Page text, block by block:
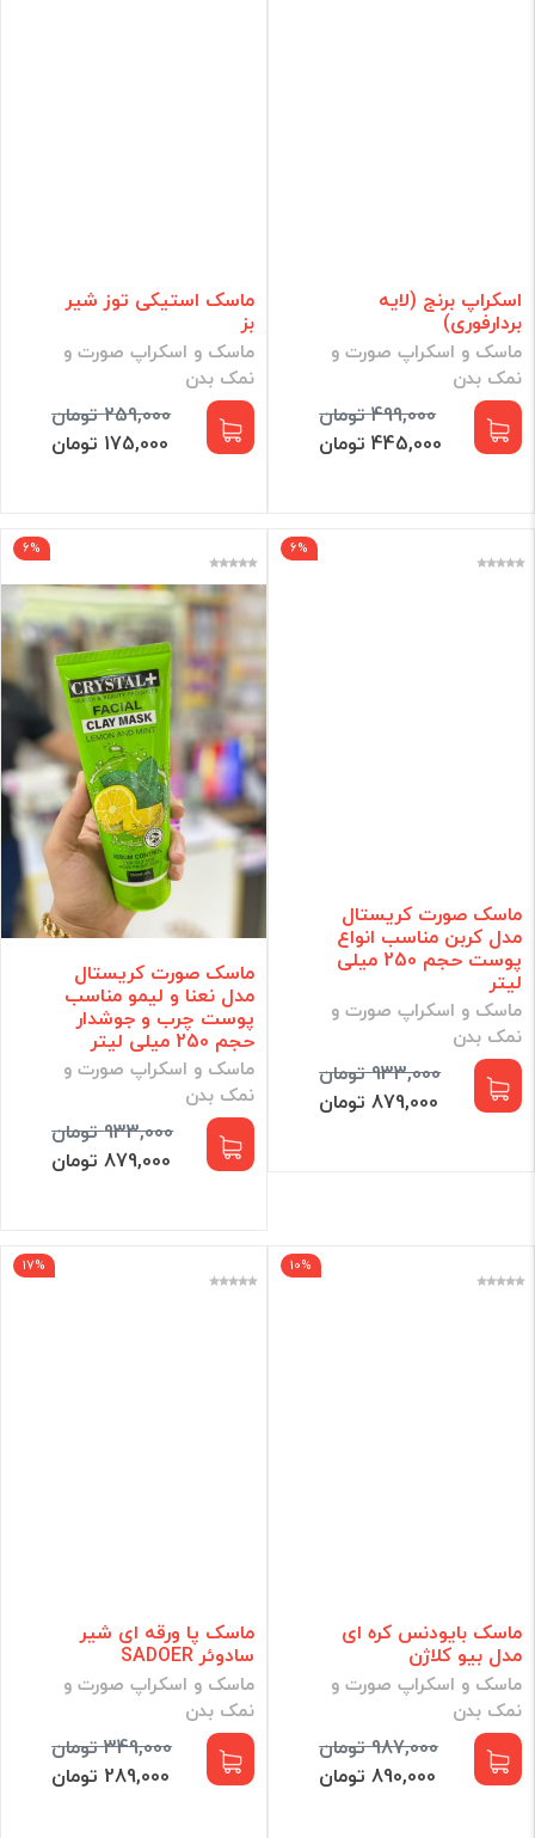
اسکراپ برنج (لایه
بردارفوری)
ماسک و اسکراپ صورت و
نمک بدن
499,000 تومان
445,000 تومان
ماسک استیکی توز شیر
بز
ماسک و اسکراپ صورت و
نمک بدن
259,000 تومان
175,000 تومان
6%
ماسک صورت کریستال
مدل کربن مناسب انواع
پوست حجم 250 میلی
لیتر
ماسک و اسکراپ صورت و
نمک بدن
933,000 تومان
879,000 تومان
6%
ماسک صورت کریستال
مدل نعنا و لیمو مناسب
پوست چرب و جوشدار
حجم 250 میلی لیتر
ماسک و اسکراپ صورت و
نمک بدن
933,000 تومان
879,000 تومان
10%
ماسک بایودنس کره ای
مدل بیو کلاژن
ماسک و اسکراپ صورت و
نمک بدن
987,000 تومان
890,000 تومان
17%
ماسک پا ورقه ای شیر
سادوئر SADOER
ماسک و اسکراپ صورت و
نمک بدن
349,000 تومان
289,000 تومان